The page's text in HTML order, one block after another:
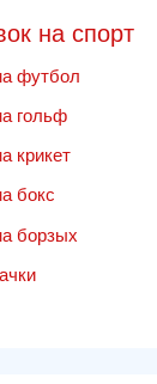
на спорт
футбол
гольф
крикет
бокс
борзых